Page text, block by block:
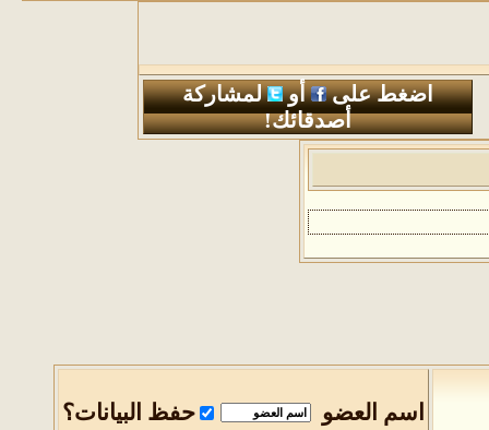
اضغط على أو
لمشاركة
أصدقائك!
اسم العضو
حفظ البيانات؟